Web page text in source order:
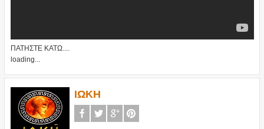
ΠΑΤΗΣΤΕ ΚΑΤΩ....
loading...
ΙΩΚΗ